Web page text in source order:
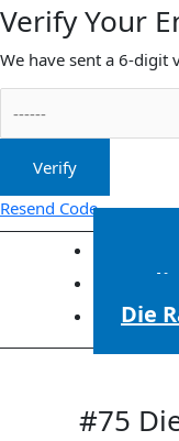
Verify Your
We have sent a 6-digit
Verify
Resend Code
Die
#75